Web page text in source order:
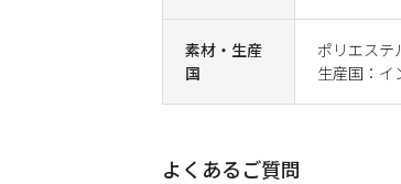
素材・生産
国
ポリエステ
生産国：イ
よくあるご質問